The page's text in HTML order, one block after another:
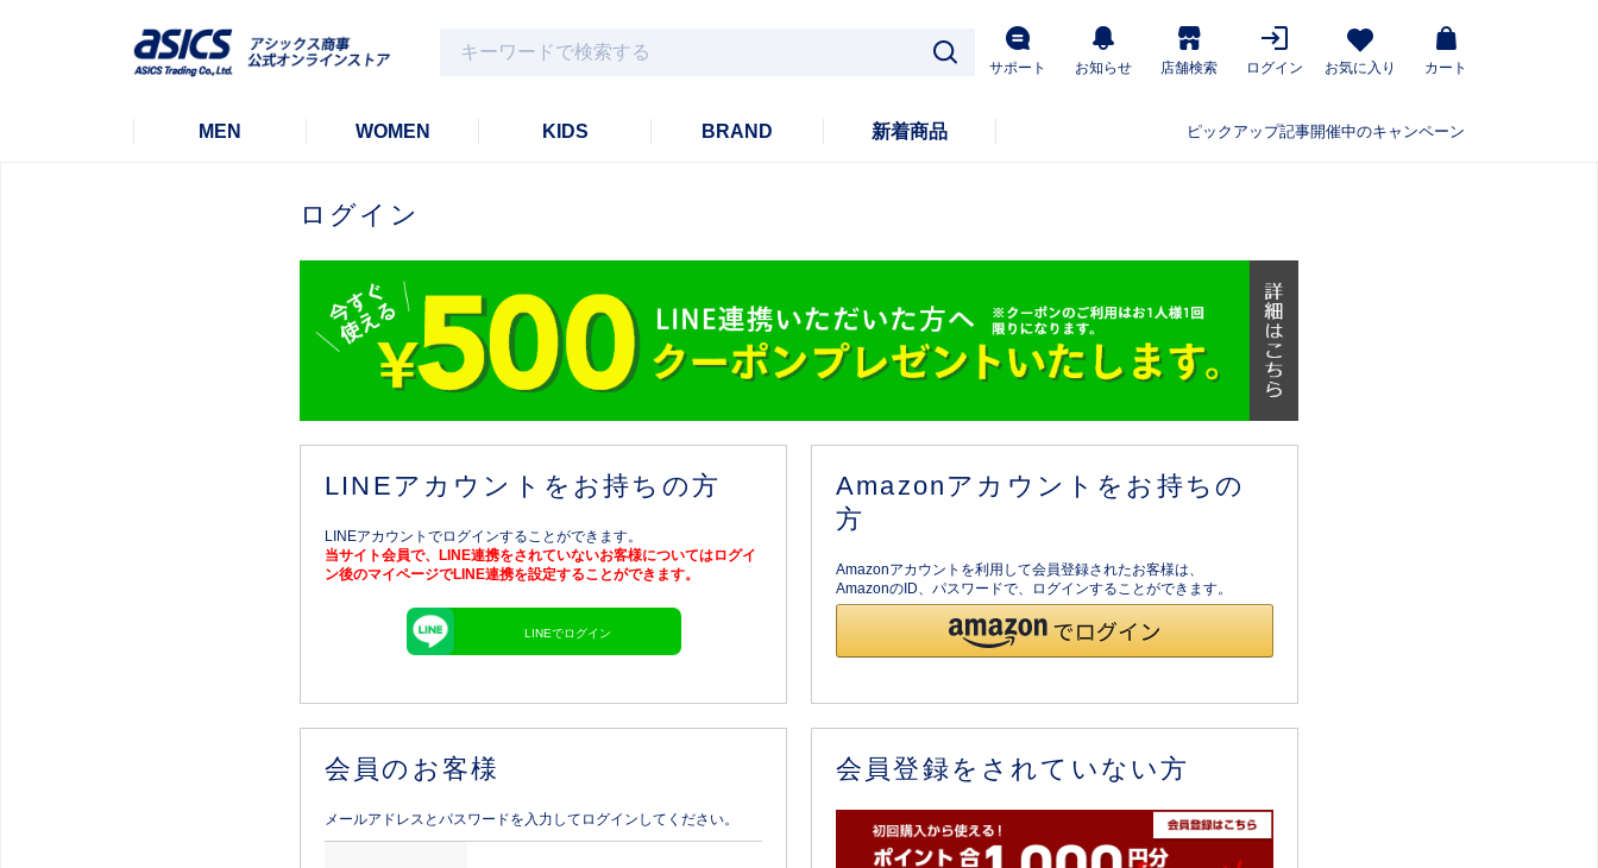
サポート お知らせ 店舗検索 ログイン お気に入り カート
MEN WOMEN KIDS BRAND 新着商品 ピックアップ記事開催中のキャンペーン
ログイン
LINEアカウントをお持ちの方
LINEアカウントでログインすることができます。
当サイト会員で、LINE連携をされていないお客様についてはログイ
ン後のマイページでLINE連携を設定することができます。
LINEでログイン
Amazonアカウントをお持ちの
方
Amazonアカウントを利用して会員登録されたお客様は、
AmazonのID、パスワードで、ログインすることができます。
会員のお客様
メールアドレスとパスワードを入力してログインしてください。
会員登録をされていない方